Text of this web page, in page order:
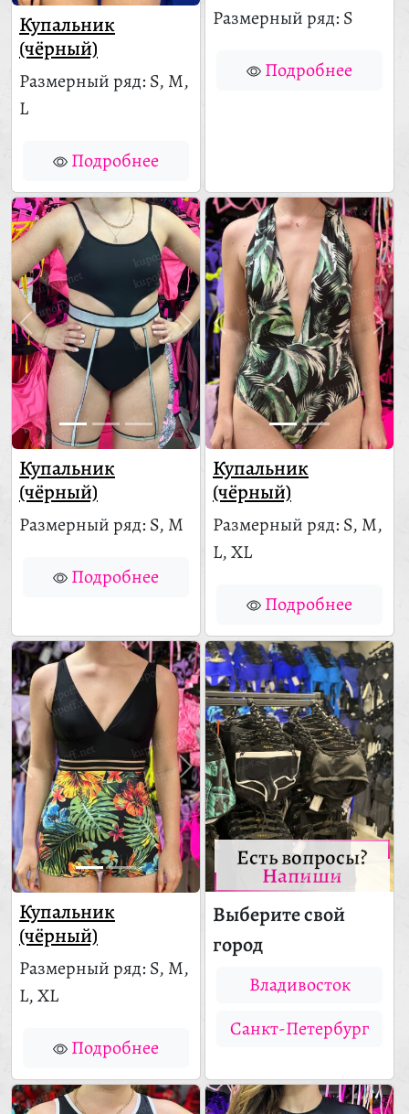
Есть вопросы?
Напиши
Выберите свой
город
Владивосток
Санкт-Петербург
Купальник
(чёрный)
Размерный ряд: S, M,
L
Подробнее
Размерный ряд: S
Подробнее
Купальник
(чёрный)
Размерный ряд: S, M
Подробнее
Купальник
(чёрный)
Размерный ряд: S, M,
L, XL
Подробнее
Купальник
(чёрный)
Размерный ряд: S, M,
L, XL
Подробнее